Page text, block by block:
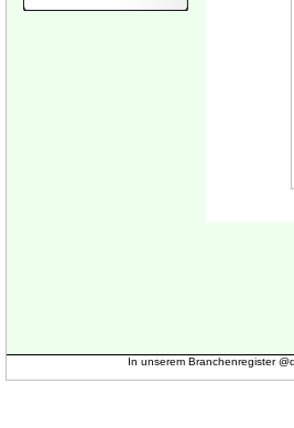
In unserem Branchenregister